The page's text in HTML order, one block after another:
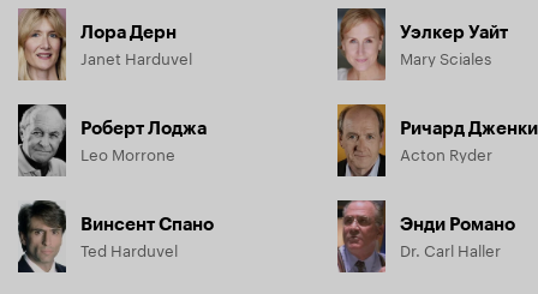
Лора Дерн
Janet Harduvel
Роберт Лоджа
Leo Morrone
Винсент Спано
Ted Harduvel
Уэлкер Уайт
Mary Sciales
Ричард
Acton Ryder
Энди Романо
Dr. Carl Haller